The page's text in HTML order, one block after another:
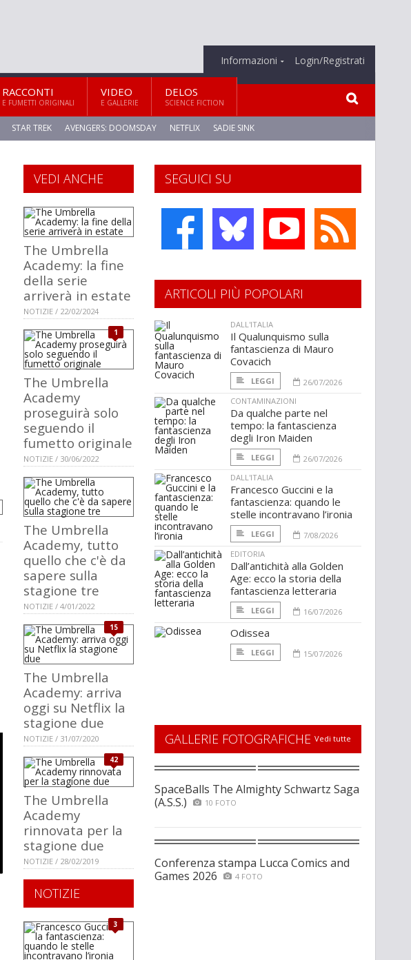
Informazioni Login/Registrati
RACCONTI
E FUMETTI ORIGINALI
VIDEO
E GALLERIE
DELOS
SCIENCE FICTION
STAR TREK AVENGERS: DOOMSDAY NETFLIX SADIE SINK
SEGUICI SU
VEDI ANCHE
The Umbrella
Academy: la fine
della serie
arriverà in estate
NOTIZIE / 22/02/2024
1
The Umbrella
Academy
proseguirà solo
seguendo il
fumetto originale
NOTIZIE / 30/06/2022
The Umbrella
Academy, tutto
quello che c'è da
sapere sulla
stagione tre
NOTIZIE / 4/01/2022
15
The Umbrella
Academy: arriva
oggi su Netflix la
stagione due
NOTIZIE / 31/07/2020
42
The Umbrella
Academy
rinnovata per la
stagione due
NOTIZIE / 28/02/2019
NOTIZIE
3
ARTICOLI PIÙ POPOLARI
DALL'ITALIA
Il Qualunquismo sulla
fantascienza di Mauro
Covacich
LEGGI
26/07/2026
CONTAMINAZIONI
Da qualche parte nel
tempo: la fantascienza
degli Iron Maiden
LEGGI
26/07/2026
DALL'ITALIA
Francesco Guccini e la
fantascienza: quando le
stelle incontravano l’ironia
LEGGI
7/08/2026
EDITORIA
Dall’antichità alla Golden
Age: ecco la storia della
fantascienza letteraria
LEGGI 16/07/2026
Odissea
LEGGI 15/07/2026
GALLERIE FOTOGRAFICHE Vedi tutte
SpaceBalls The Almighty Schwartz Saga
(A.S.S.)
10 FOTO
Conferenza stampa Lucca Comics and
Games 2026
4 FOTO